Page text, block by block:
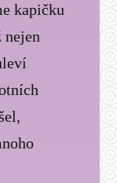
kapičku
nejen